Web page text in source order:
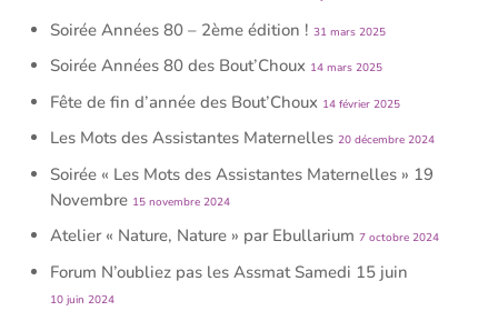
Soirée Années 80 – 2ème édition ! 31 mars 2025
Soirée Années 80 des Bout’Choux 14 mars 2025
Fête de fin d’année des Bout’Choux 14 février 2025
Les Mots des Assistantes Maternelles 20 décembre 2024
Soirée « Les Mots des Assistantes Maternelles » 19
Novembre 15 novembre 2024
Atelier « Nature, Nature » par Ebullarium 7 octobre 2024
Forum N’oubliez pas les Assmat Samedi 15 juin
10 juin 2024